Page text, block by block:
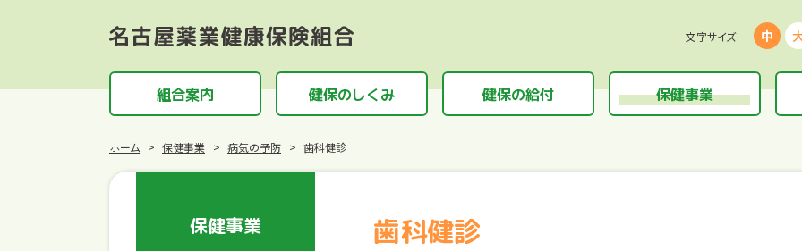
文字サイズ 中
組合案内 健保のしくみ 健保の給付 保健事業
ホーム 保健事業 病気の予防 歯科健診
歯科健診
保健事業